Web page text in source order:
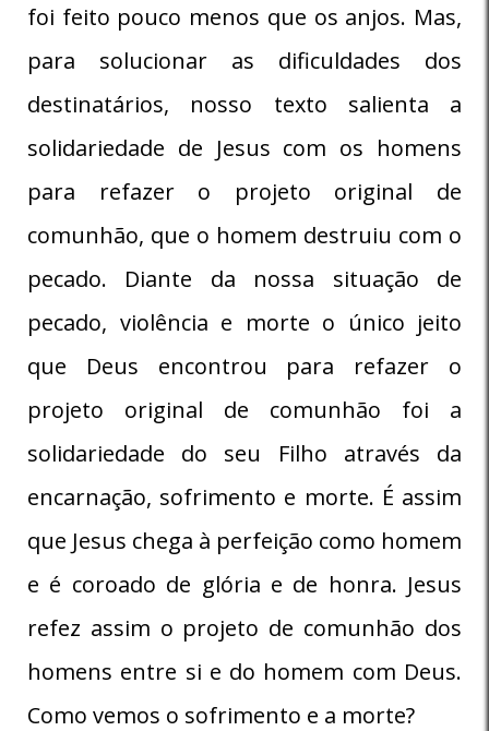
foi feito pouco menos que os anjos. Mas,
para solucionar as dificuldades dos
destinatários, nosso texto salienta a
solidariedade de Jesus com os homens
para refazer o projeto original de
comunhão, que o homem destruiu com o
pecado. Diante da nossa situação de
pecado, violência e morte o único jeito
que Deus encontrou para refazer o
projeto original de comunhão foi a
solidariedade do seu Filho através da
encarnação, sofrimento e morte. É assim
que Jesus chega à perfeição como homem
e é coroado de glória e de honra. Jesus
refez assim o projeto de comunhão dos
homens entre si e do homem com Deus.
Como vemos o sofrimento e a morte?